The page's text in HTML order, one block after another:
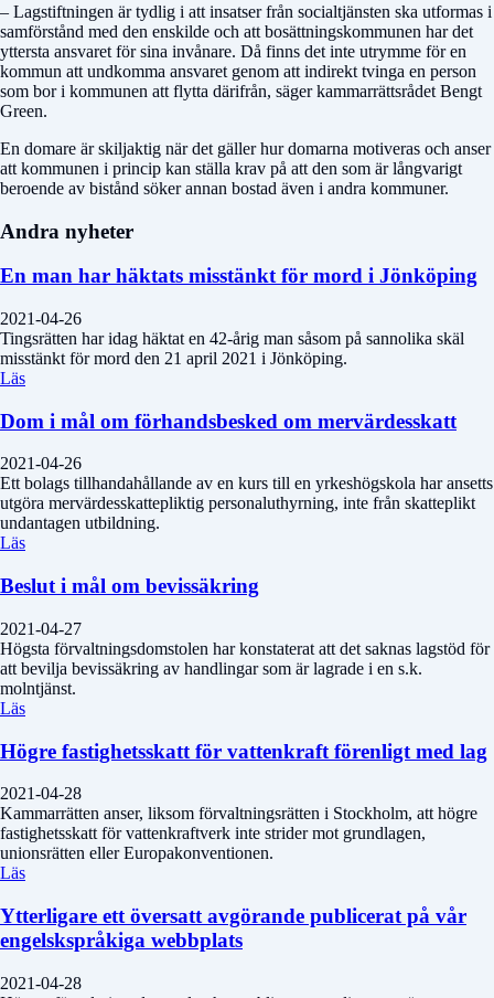
– Lagstiftningen är tydlig i att insatser från socialtjänsten ska utformas i
samförstånd med den enskilde och att bosättningskommunen har det
yttersta ansvaret för sina invånare. Då finns det inte utrymme för en
kommun att undkomma ansvaret genom att indirekt tvinga en person
som bor i kommunen att flytta därifrån, säger kammarrättsrådet Bengt
Green.
En domare är skiljaktig när det gäller hur domarna motiveras och anser
att kommunen i princip kan ställa krav på att den som är långvarigt
beroende av bistånd söker annan bostad även i andra kommuner.
Andra nyheter
En man har häktats misstänkt för mord i Jönköping
2021-04-26
Tingsrätten har idag häktat en 42-årig man såsom på sannolika skäl
misstänkt för mord den 21 april 2021 i Jönköping.
Läs
Dom i mål om förhandsbesked om mervärdesskatt
2021-04-26
Ett bolags tillhandahållande av en kurs till en yrkeshögskola har ansetts
utgöra mervärdesskattepliktig personaluthyrning, inte från skatteplikt
undantagen utbildning.
Läs
Beslut i mål om bevissäkring
2021-04-27
Högsta förvaltningsdomstolen har konstaterat att det saknas lagstöd för
att bevilja bevissäkring av handlingar som är lagrade i en s.k.
molntjänst.
Läs
Högre fastighetsskatt för vattenkraft förenligt med lag
2021-04-28
Kammarrätten anser, liksom förvaltningsrätten i Stockholm, att högre
fastighetsskatt för vattenkraftverk inte strider mot grundlagen,
unionsrätten eller Europakonventionen.
Läs
Ytterligare ett översatt avgörande publicerat på vår
engelskspråkiga webbplats
2021-04-28